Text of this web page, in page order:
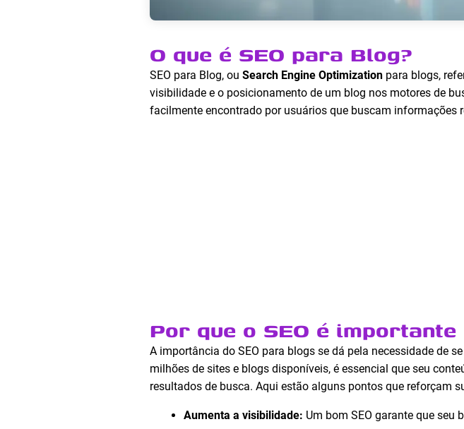
O que é SEO para Blog?
SEO para Blog, ou Search Engine Optimization para blogs,
visibilidade e o posicionamento de um blog nos motores de
facilmente encontrado por usuários que buscam informações
Por que o SEO é
A importância do SEO para blogs se dá pela necessidade de
milhões de sites e blogs disponíveis, é essencial que seu
resultados de busca. Aqui estão alguns pontos que reforçam
Aumenta a visibilidade: Um bom SEO garante que seu